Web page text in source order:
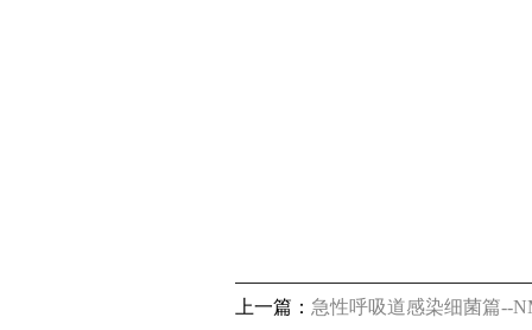
上一篇： 急性呼吸道感染细菌篇--